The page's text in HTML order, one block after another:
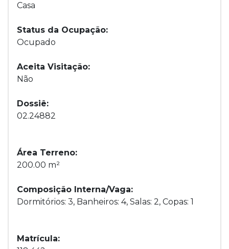
Casa
Status da Ocupação:
Ocupado
Aceita Visitação:
Não
Dossiê:
02.24882
Área Terreno:
200.00 m²
Composição Interna/Vaga:
Dormitórios: 3, Banheiros: 4, Salas: 2, Copas: 1
Matrícula: